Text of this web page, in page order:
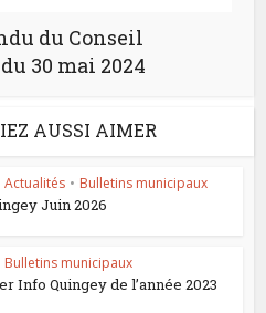
du Conseil
30 mai 2024
AUSSI AIMER
Actualités • Bulletins municipaux
Juin 2026
Bulletins municipaux
Info Quingey de l’année 2023